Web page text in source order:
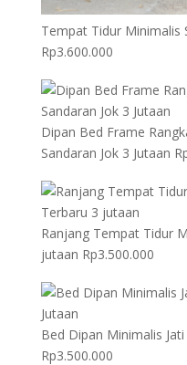
Tempat Tidur Minimalis
Rp3.600.000
Dipan Bed Frame
Sandaran Jok 3 Jutaan
Ranjang Tempat Tidur
jutaan Rp3.500.000
Bed Dipan Minimalis
Rp3.500.000